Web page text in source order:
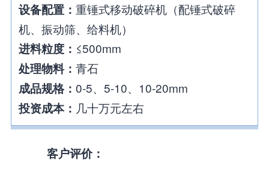
设备配置： 重锤式移动破碎机（配锤式破碎
机、振动筛、给料机）
进料粒度： ≤500mm
处理物料： 青石
成品规格： 0-5、5-10、10-20mm
投资成本： 几十万元左右
客户评价：